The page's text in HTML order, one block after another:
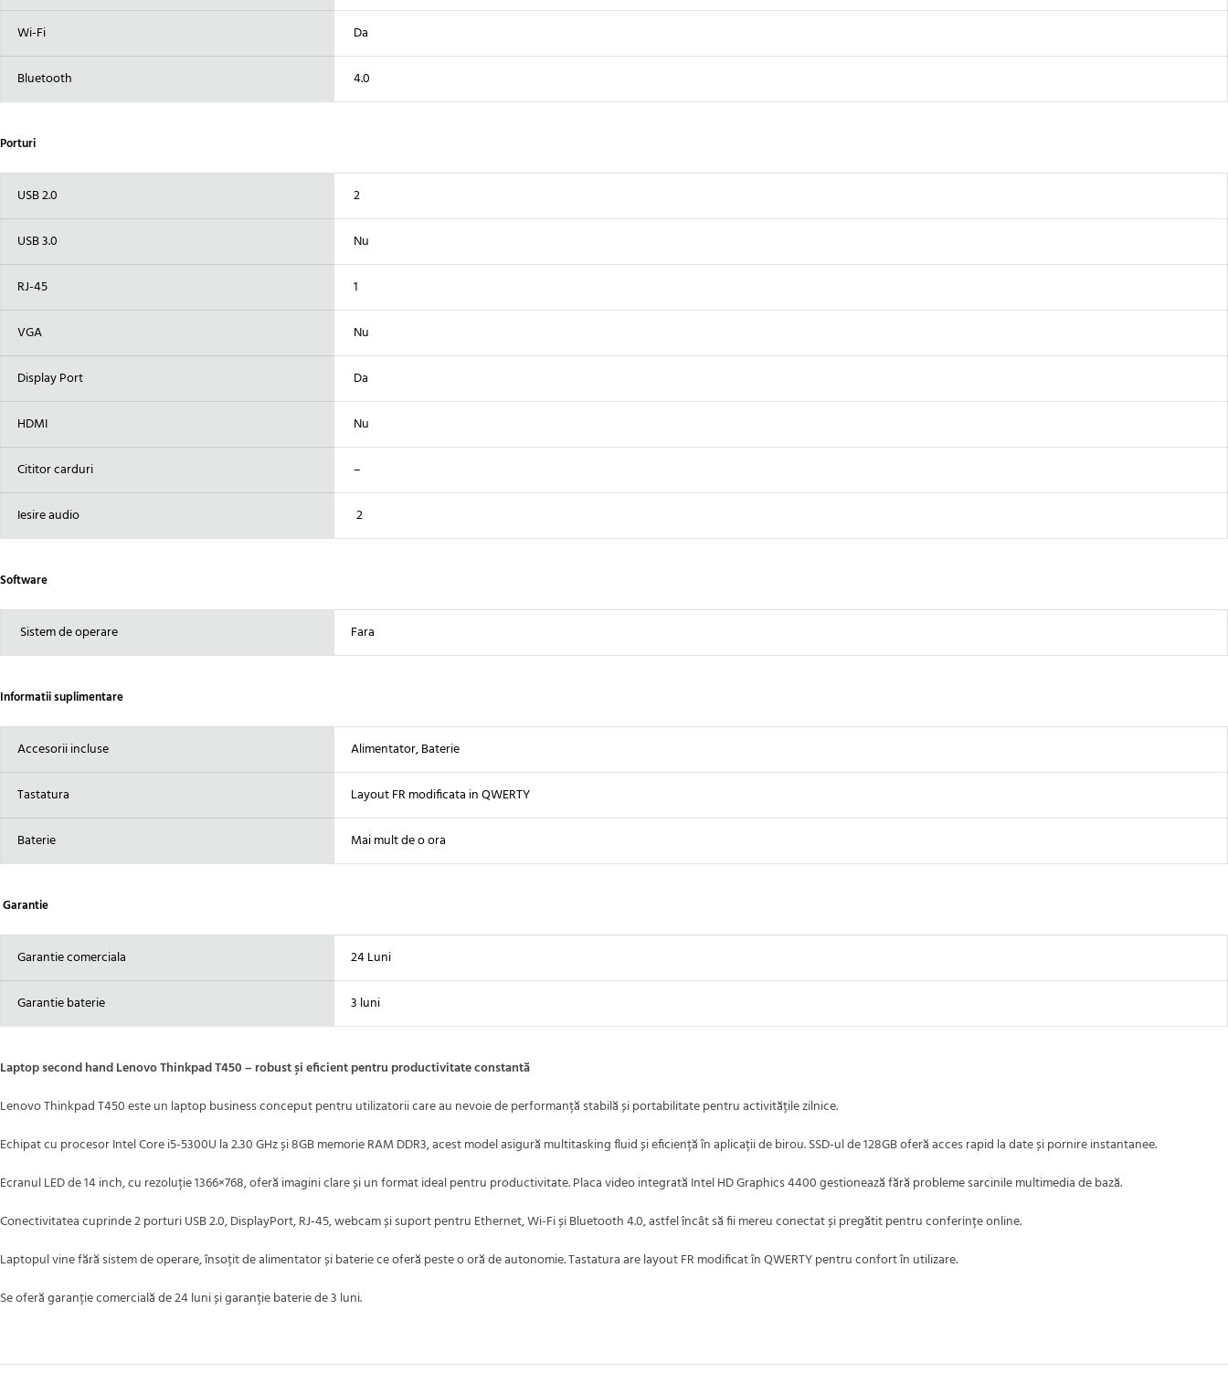
Wi-Fi Da
Bluetooth 4.0
Porturi
USB 2.0 2
USB 3.0 Nu
RJ-45 1
VGA Nu
Display Port Da
HDMI Nu
Cititor carduri –
Iesire audio 2
Software
Sistem de operare Fara
Informatii suplimentare
Accesorii incluse Alimentator, Baterie
Tastatura Layout FR modificata in QWERTY
Baterie Mai mult de o ora
Garantie
Garantie comerciala 24 Luni
Garantie baterie 3 luni
Laptop second hand Lenovo Thinkpad T450 – robust și eficient pentru productivitate constantă
Lenovo Thinkpad T450 este un laptop business conceput pentru utilizatorii care au nevoie de performanță stabilă și portabilitate pentru activitățile zilnice.
Echipat cu procesor Intel Core i5-5300U la 2.30 GHz și 8GB memorie RAM DDR3, acest model asigură multitasking fluid și eficiență în aplicații de birou. SSD-ul de 128GB oferă acces rapid la date și pornire instantanee.
Ecranul LED de 14 inch, cu rezoluție 1366×768, oferă imagini clare și un format ideal pentru productivitate. Placa video integrată Intel HD Graphics 4400 gestionează fără probleme sarcinile multimedia de bază.
Conectivitatea cuprinde 2 porturi USB 2.0, DisplayPort, RJ-45, webcam și suport pentru Ethernet, Wi-Fi și Bluetooth 4.0, astfel încât să fii mereu conectat și pregătit pentru conferințe online.
Laptopul vine fără sistem de operare, însoțit de alimentator și baterie ce oferă peste o oră de autonomie. Tastatura are layout FR modificat în QWERTY pentru confort în utilizare.
Se oferă garanție comercială de 24 luni și garanție baterie de 3 luni.